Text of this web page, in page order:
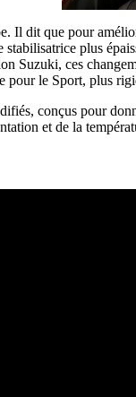
Il dit que pour
plus
Suzuki, ces
pour le Sport, plus
conçus pour
et de la